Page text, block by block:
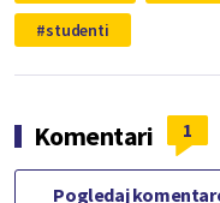
studenti
Komentari 1
Pogledaj